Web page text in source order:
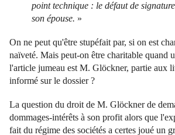
point technique : le défaut de
son épouse. »
On ne peut qu'être stupéfait par, si on est
naïveté. Mais peut-on être charitable quand
l'article jumeau est M. Glöckner, partie aux
informé sur le dossier ?
La question du droit de M. Glöckner de
dommages-intérêts à son profit alors que
fait du régime des sociétés a certes joué un